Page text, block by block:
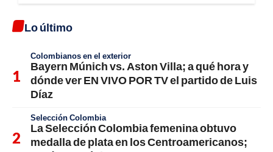
Lo último
Colombianos en el exterior
Bayern Múnich vs. Aston Villa; a qué hora y
dónde ver EN VIVO POR TV el partido de Luis
Díaz
Selección Colombia
La Selección Colombia femenina obtuvo
medalla de plata en los Centroamericanos;